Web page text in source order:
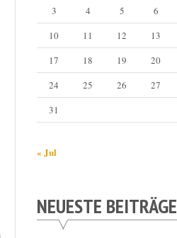
3
4 5 6
10
11 12 13
17
18 19 20
24
25 26 27
31
« Jul
NEUESTE BEITRÄGE